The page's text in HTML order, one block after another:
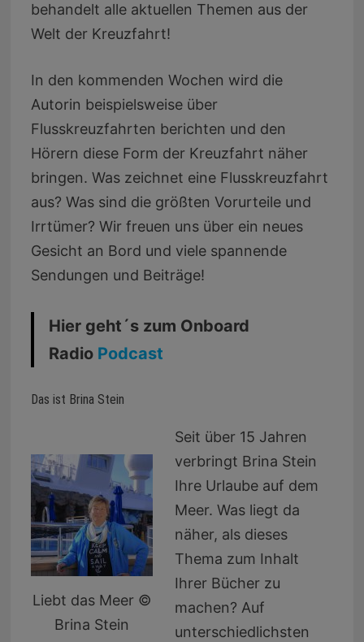
behandelt alle aktuellen Themen aus der
Welt der Kreuzfahrt!
In den kommenden Wochen wird die
Autorin beispielsweise über
Flusskreuzfahrten berichten und den
Hörern diese Form der Kreuzfahrt näher
bringen. Was zeichnet eine Flusskreuzfahrt
aus? Was sind die größten Vorurteile und
Irrtümer? Wir freuen uns über ein neues
Gesicht an Bord und viele spannende
Sendungen und Beiträge!
Hier geht´s zum Onboard
Radio Podcast
Das ist Brina Stein
Liebt das Meer ©
Brina Stein
Seit über 15 Jahren
verbringt Brina Stein
Ihre Urlaube auf dem
Meer. Was liegt da
näher, als dieses
Thema zum Inhalt
Ihrer Bücher zu
machen? Auf
unterschiedlichsten